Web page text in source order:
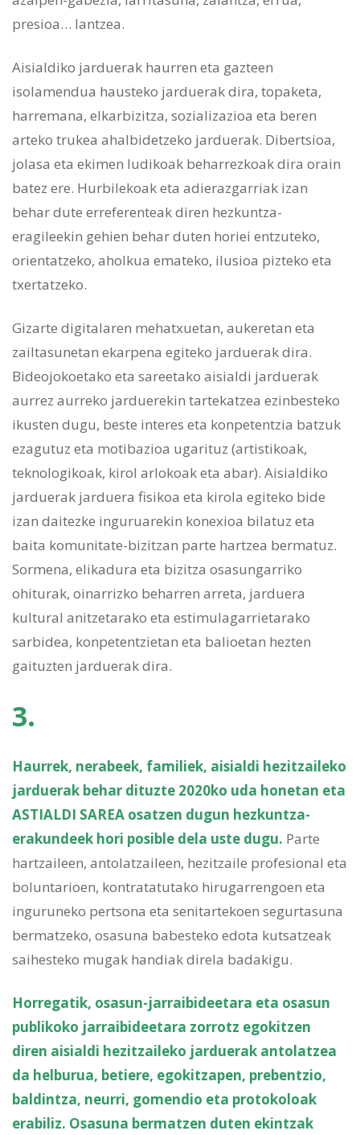
presioa… lantzea.
Aisialdiko jarduerak haurren eta gazteen
isolamendua hausteko jarduerak dira, topaketa,
harremana, elkarbizitza, sozializazioa eta beren
arteko trukea ahalbidetzeko jarduerak. Dibertsioa,
jolasa eta ekimen ludikoak beharrezkoak dira orain
batez ere. Hurbilekoak eta adierazgarriak izan
behar dute erreferenteak diren hezkuntza-
eragileekin gehien behar duten horiei entzuteko,
orientatzeko, aholkua emateko, ilusioa pizteko eta
txertatzeko.
Gizarte digitalaren mehatxuetan, aukeretan eta
zailtasunetan ekarpena egiteko jarduerak dira.
Bideojokoetako eta sareetako aisialdi jarduerak
aurrez aurreko jarduerekin tartekatzea ezinbesteko
ikusten dugu, beste interes eta konpetentzia batzuk
ezagutuz eta motibazioa ugarituz (artistikoak,
teknologikoak, kirol arlokoak eta abar). Aisialdiko
jarduerak jarduera fisikoa eta kirola egiteko bide
izan daitezke inguruarekin konexioa bilatuz eta
baita komunitate-bizitzan parte hartzea bermatuz.
Sormena, elikadura eta bizitza osasungarriko
ohiturak, oinarrizko beharren arreta, jarduera
kultural anitzetarako eta estimulagarrietarako
sarbidea, konpetentzietan eta balioetan hezten
gaituzten jarduerak dira.
3.
Haurrek, nerabeek, familiek, aisialdi hezitzaileko
jarduerak behar dituzte 2020ko uda honetan eta
ASTIALDI SAREA osatzen dugun hezkuntza-
erakundeek hori posible dela uste dugu. Parte
hartzaileen, antolatzaileen, hezitzaile profesional eta
boluntarioen, kontratatutako hirugarrengoen eta
inguruneko pertsona eta senitartekoen segurtasuna
bermatzeko, osasuna babesteko edota kutsatzeak
saihesteko mugak handiak direla badakigu.
Horregatik, osasun-jarraibideetara eta osasun
publikoko jarraibideetara zorrotz egokitzen
diren aisialdi hezitzaileko jarduerak antolatzea
da helburua, betiere, egokitzapen, prebentzio,
baldintza, neurri, gomendio eta protokoloak
erabiliz. Osasuna bermatzen duten ekintzak